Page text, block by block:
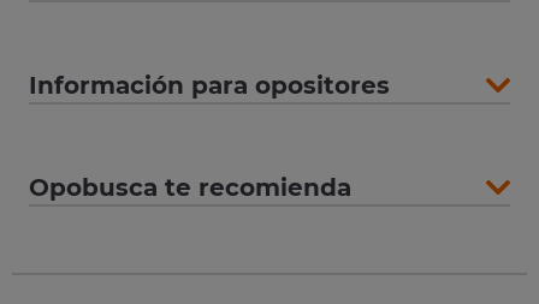
Información para opositores
Opobusca te recomienda